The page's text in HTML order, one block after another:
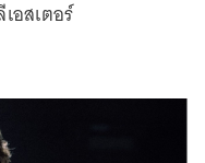
อสเตอร์